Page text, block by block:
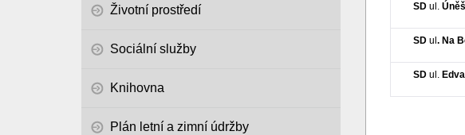
SDul.
SDul. Na
SDul.
Životní prostředí
Sociální služby
Knihovna
Plán letní a zimní údržby